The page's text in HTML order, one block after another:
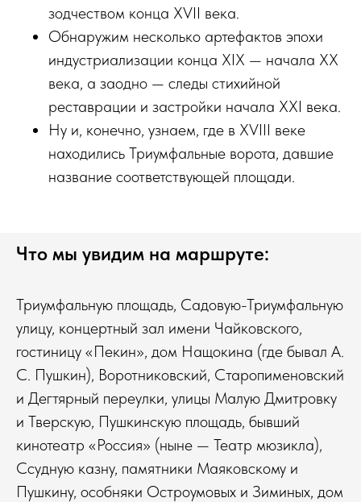
зодчеством конца XVII века.
Обнаружим несколько артефактов эпохи
индустриализации конца XIX — начала XX
века, а заодно — следы стихийной
реставрации и застройки начала XXI века.
Ну и, конечно, узнаем, где в XVIII веке
находились Триумфальные ворота, давшие
название соответствующей площади.
Что мы увидим на маршруте:
Триумфальную площадь, Садовую-Триумфальную
улицу, концертный зал имени Чайковского,
гостиницу «Пекин», дом Нащокина (где бывал А.
С. Пушкин), Воротниковский, Старопименовский
и Дегтярный переулки, улицы Малую Дмитровку
и Тверскую, Пушкинскую площадь, бывший
кинотеатр «Россия» (ныне — Театр мюзикла),
Ссудную казну, памятники Маяковскому и
Пушкину, особняки Остроумовых и Зиминых, дом